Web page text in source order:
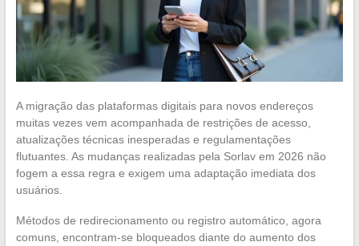
A migração das plataformas digitais para novos endereços
muitas vezes vem acompanhada de restrições de acesso,
atualizações técnicas inesperadas e regulamentações
flutuantes. As mudanças realizadas pela Sorlav em 2026 não
fogem a essa regra e exigem uma adaptação imediata dos
usuários.
Métodos de redirecionamento ou registro automático, agora
comuns, encontram-se bloqueados diante do aumento dos